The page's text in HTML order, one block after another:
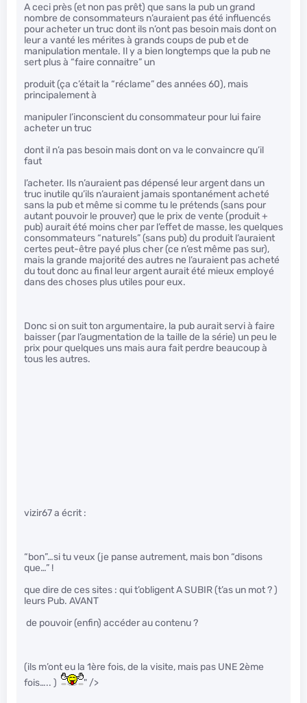
A ceci près (et non pas prêt) que sans la pub un grand
nombre de consommateurs n’auraient pas été influencés
pour acheter un truc dont ils n’ont pas besoin mais dont on
leur a vanté les mérites à grands coups de pub et de
manipulation mentale. Il y a bien longtemps que la pub ne
sert plus à “faire connaitre” un
produit (ça c’était la “réclame” des années 60), mais
principalement à
manipuler l’inconscient du consommateur pour lui faire
acheter un truc
dont il n’a pas besoin mais dont on va le convaincre qu’il
faut
l’acheter. Ils n’auraient pas dépensé leur argent dans un
truc inutile qu’ils n’auraient jamais spontanément acheté
sans la pub et même si comme tu le prétends (sans pour
autant pouvoir le prouver) que le prix de vente (produit +
pub) aurait été moins cher par l’effet de masse, les quelques
consommateurs “naturels” (sans pub) du produit l’auraient
certes peut-être payé plus cher (ce n’est même pas sur),
mais la grande majorité des autres ne l’auraient pas acheté
du tout donc au final leur argent aurait été mieux employé
dans des choses plus utiles pour eux.
Donc si on suit ton argumentaire, la pub aurait servi à faire
baisser (par l’augmentation de la taille de la série) un peu le
prix pour quelques uns mais aura fait perdre beaucoup à
tous les autres.
vizir67 a écrit :
“bon”…si tu veux (je panse autrement, mais bon “disons
que…” !
que dire de ces sites : qui t’obligent A SUBIR (t’as un mot ? )
leurs Pub. AVANT
de pouvoir (enfin) accéder au contenu ?
(ils m’ont eu la 1ère fois, de la visite, mais pas UNE 2ème
fois….. )
" />